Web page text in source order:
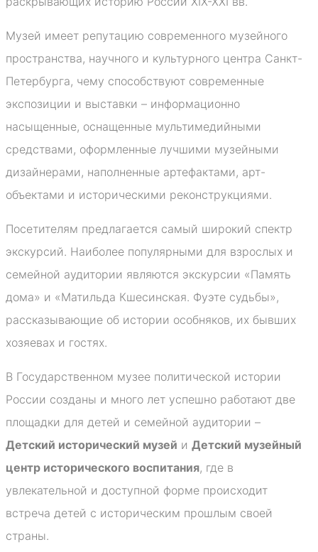
Музей имеет репутацию современного музейного
пространства, научного и культурного центра Санкт-
Петербурга, чему способствуют современные
экспозиции и выставки – информационно
насыщенные, оснащенные мультимедийными
средствами, оформленные лучшими музейными
дизайнерами, наполненные артефактами, арт-
объектами и историческими реконструкциями.
Посетителям предлагается самый широкий спектр
экскурсий. Наиболее популярными для взрослых и
семейной аудитории являются экскурсии «Память
дома» и «Матильда Кшесинская. Фуэте судьбы»,
рассказывающие об истории особняков, их бывших
хозяевах и гостях.
В Государственном музее политической истории
России созданы и много лет успешно работают две
площадки для детей и семейной аудитории –
Детский исторический музей и Детский музейный
центр исторического воспитания, где в
увлекательной и доступной форме происходит
встреча детей с историческим прошлым своей
страны.